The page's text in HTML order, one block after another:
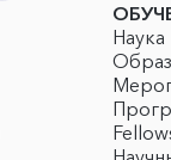
Наука